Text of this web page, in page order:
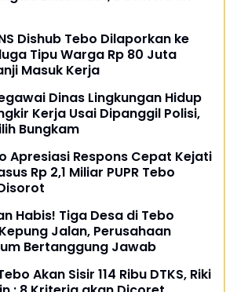
Dishub Tebo Dilaporkan ke
Tipu Warga Rp 80 Juta
Masuk Kerja
Dinas Lingkungan Hidup
Kerja Usai Dipanggil Polisi,
Bungkam
Apresiasi Respons Cepat Kejati
Rp 2,1 Miliar PUPR Tebo
Habis! Tiga Desa di Tebo
Jalan, Perusahaan
Bertanggung Jawab
Akan Sisir 114 Ribu DTKS, Riki